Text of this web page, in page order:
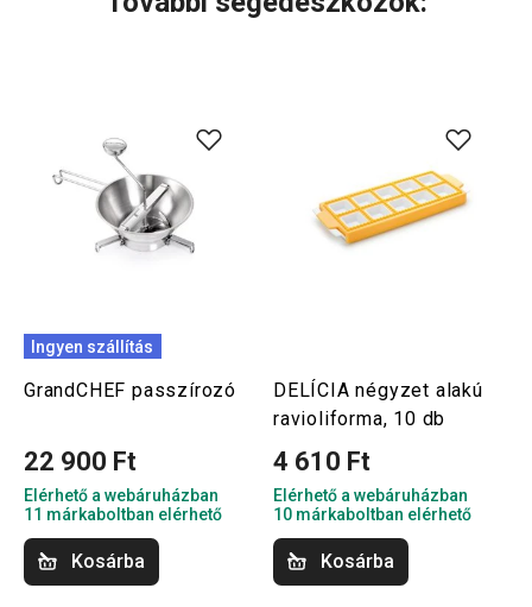
Ingyen szállítás
GrandCHEF passzírozó
22 900 Ft
Elérhető a webáruházban
11 márkaboltban elérhető
Kosárba
DELÍCIA négyzet alakú
ravioliforma, 10 db
4 610 Ft
Elérhető a webáruházban
10 márkaboltban elérhető
Kosárba